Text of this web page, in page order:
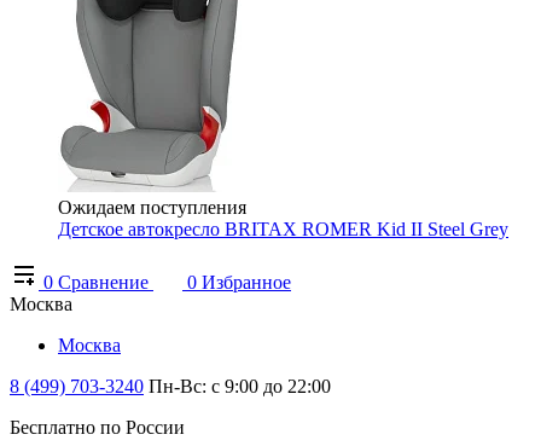
Ожидаем поступления
Детское автокресло BRITAX ROMER Kid II Steel Grey
0 Сравнение 0 Избранное
Москва
Москва
8 (499) 703-3240 Пн-Вс: с 9:00 до 22:00
Бесплатно по России